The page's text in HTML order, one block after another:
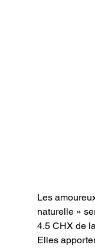
Les
naturelle »
4.5 CHX de
Elles